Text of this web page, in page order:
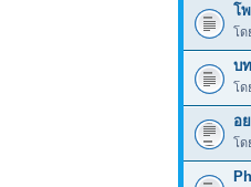
โ
โด
บ
โด
อ
โด